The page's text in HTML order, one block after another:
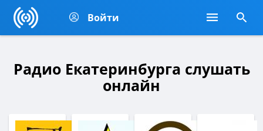
Войти
Радио Екатеринбурга слушать
онлайн